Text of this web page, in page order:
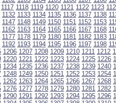
1117 1118 1119 1120 1121 1122 1123
1132 1133 1134 1135 1136 1137 1138
1147 1148 1149 1150 1151 1152 1153
1162 1163 1164 1165 1166 1167 1168
1177 1178 1179 1180 1181 1182 1183
1192 1193 1194 1195 1196 1197 1198
1206 1207 1208 1209 1210 1211 1212
1220 1221 1222 1223 1224 1225 1226
1234 1235 1236 1237 1238 1239 1240
1248 1249 1250 1251 1252 1253 1254
1262 1263 1264 1265 1266 1267 1268
1276 1277 1278 1279 1280 1281 1282
1290 1291 1292 1293 1294 1295 1296